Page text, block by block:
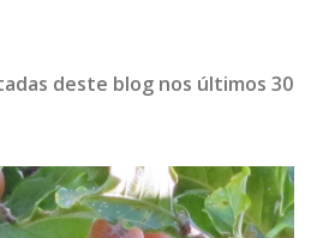
deste blog nos últimos 30